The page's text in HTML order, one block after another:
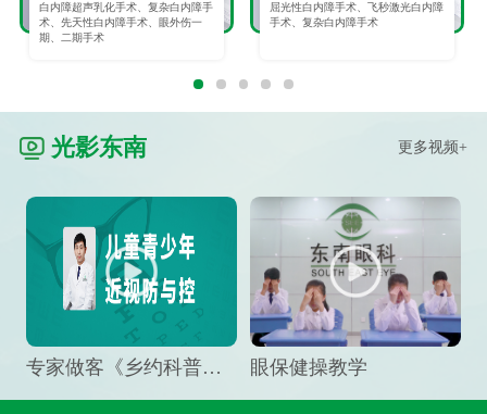
白内障超声乳化手术、复杂白内障手
术、先天性白内障手术、眼外伤一
期、二期手术
屈光性白内障手术、飞秒激光白内障
手术、复杂白内障手术
光影东南 更多视频+
专家做客《乡约科普》栏目，预防孩子近视竟然这么“简单” 眼保健操教学